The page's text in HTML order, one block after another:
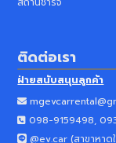
ติดต่อเรา
ฝ่ายสนับสนุนลูกค้า
098-9159498,
@ev.car (สาขาหา